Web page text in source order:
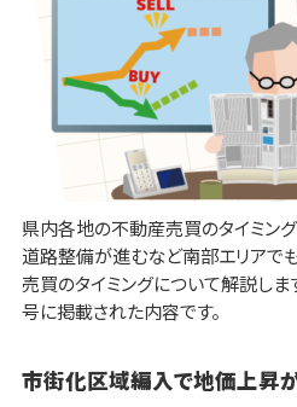
県内各地の不動産売買のタイミング
道路整備が進むなど南部エリアで
売買のタイミングについて解説し
号に掲載された内容です。
市街化区域編入で地価上昇